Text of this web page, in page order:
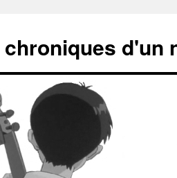
chroniques d'un